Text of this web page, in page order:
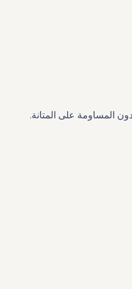
المساومة على المتانة.